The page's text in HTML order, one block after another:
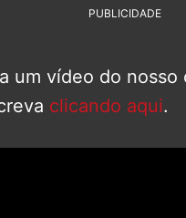
PUBLICIDADE
um vídeo do nosso
clicando aqui.